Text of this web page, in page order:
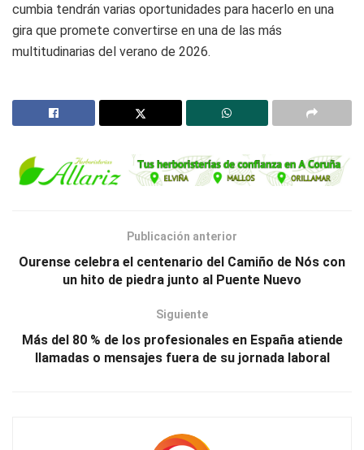
cumbia tendrán varias oportunidades para hacerlo en una
gira que promete convertirse en una de las más
multitudinarias del verano de 2026.
Publicación anterior
Ourense celebra el centenario del Camiño de Nós con
un hito de piedra junto al Puente Nuevo
Siguiente
Más del 80 % de los profesionales en España atiende
llamadas o mensajes fuera de su jornada laboral